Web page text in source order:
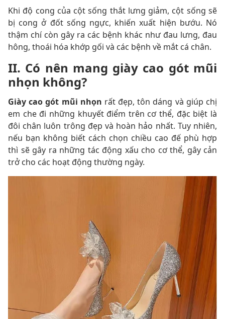
Khi độ cong của cột sống thắt lưng giảm, cột sống sẽ
bị cong ở đốt sống ngực, khiến xuất hiện bướu. Nó
thậm chí còn gây ra các bệnh khác như đau lưng, đau
hông, thoái hóa khớp gối và các bệnh về mắt cá chân.
II. Có nên mang giày cao gót mũi
nhọn không?
Giày cao gót mũi nhọn rất đẹp, tôn dáng và giúp chị
em che đi những khuyết điểm trên cơ thể, đặc biệt là
đôi chân luôn trông đẹp và hoàn hảo nhất. Tuy nhiên,
nếu bạn không biết cách chọn chiều cao đế phù hợp
thì sẽ gây ra những tác động xấu cho cơ thể, gây cản
trở cho các hoạt động thường ngày.